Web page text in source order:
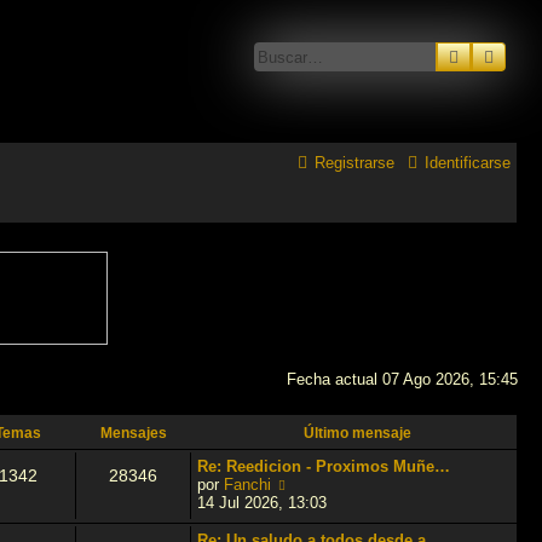
Buscar
Identificarse
Registrarse
Fecha actual 07 Ago 2026, 15:45
Mensajes Último mensaje
1342 28346
Re: Reedicion - Proximos Muñe…
por Fanchi
e
r
ú
14 Jul 2026, 13:03